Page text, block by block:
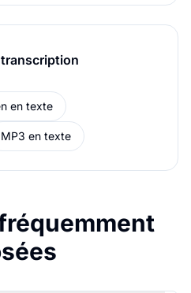
en texte
MP3 en texte